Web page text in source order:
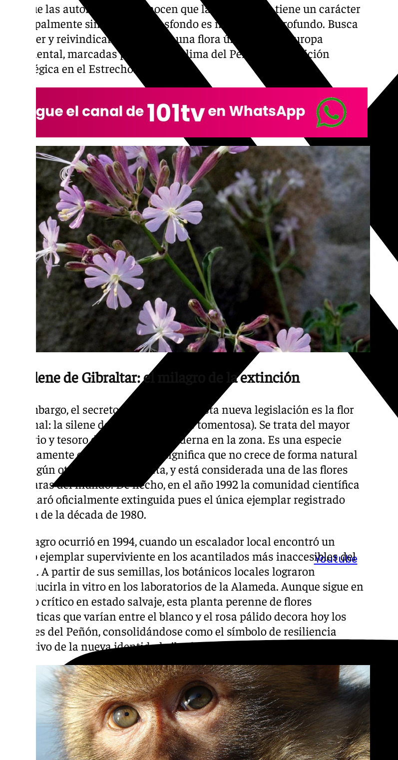
Youtube
Aunque las autoridades reconocen que la declaración tiene un carácter
principalmente simbólico, el trasfondo es mucho más profundo. Busca
proteger y reivindicar una fauna y una flora únicas en la Europa
continental, marcadas por el microclima del Peñón y su posición
estratégica en el Estrecho.
La Silene de Gibraltar: el milagro de la extinción
Sin embargo, el secreto más valioso de esta nueva legislación es la flor
nacional: la silene de Gibraltar (Silene tomentosa). Se trata del mayor
misterio y tesoro de la botánica moderna en la zona. Es una especie
estrictamente endémica, lo que significa que no crece de forma natural
en ningún otro lugar del planeta, y está considerada una de las flores
más raras del mundo. De hecho, en el año 1992 la comunidad científica
la declaró oficialmente extinguida pues el única ejemplar registrado
databa de la década de 1980.
El milagro ocurrió en 1994, cuando un escalador local encontró un
último ejemplar superviviente en los acantilados más inaccesibles del
Peñón. A partir de sus semillas, los botánicos locales lograron
reproducirla in vitro en los laboratorios de la Alameda. Aunque sigue en
peligro crítico en estado salvaje, esta planta perenne de flores
aromáticas que varían entre el blanco y el rosa pálido decora hoy los
jardines del Peñón, consolidándose como el símbolo de resiliencia
definitivo de la nueva identidad gibraltareña.